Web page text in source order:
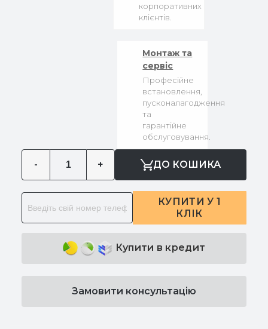
корпоративних
клієнтів.
Монтаж та
сервіс
Професійне
встановлення,
пусконалагодження
та
гарантійне
обслуговування.
- + ДО КОШИКА
КУПИТИ У 1
КЛІК
Купити в кредит
Замовити консультацію